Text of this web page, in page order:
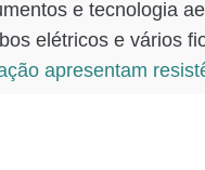
e tecnologia
elétricos e vários
apresentam